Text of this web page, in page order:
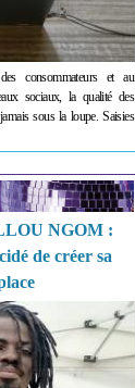
consommateurs et au
sociaux, la qualité des
sous la loupe. Saisies
NGOM :
de créer sa